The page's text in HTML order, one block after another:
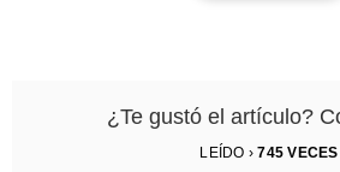
¿Te gustó el artículo?
LEÍDO ›745 VECES